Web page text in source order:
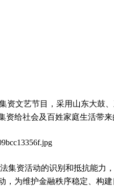
文艺节目，采用山东大鼓
资给社会及百姓家庭生活带
资活动的识别和抵抗能力
，为维护金融秩序稳定、构